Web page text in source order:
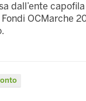
dall’ente
OCMarche